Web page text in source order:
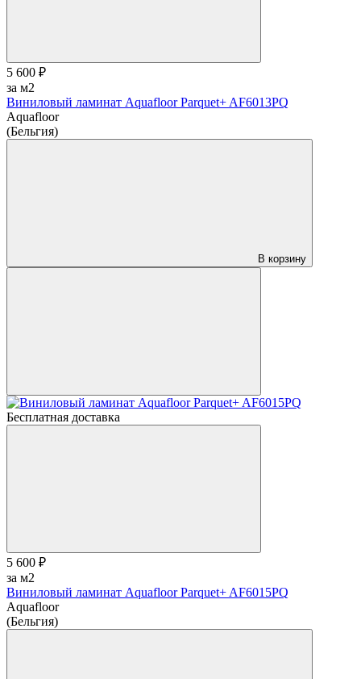
5 600 ₽
за м2
Виниловый ламинат Aquafloor Parquet+ AF6013PQ
Aquafloor
(Бельгия)
В корзину
Бесплатная доставка
5 600 ₽
за м2
Виниловый ламинат Aquafloor Parquet+ AF6015PQ
Aquafloor
(Бельгия)